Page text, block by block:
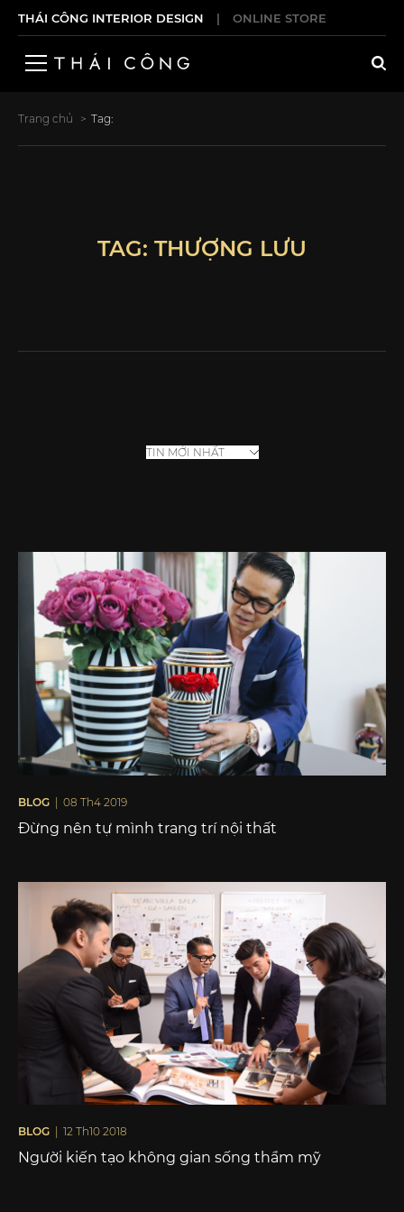
THÁI CÔNG INTERIOR DESIGN | ONLINE STORE
Trang chủ Tag:
TAG: THƯỢNG LƯU
BLOG | 08 Th4 2019
Đừng nên tự mình trang trí nội thất
BLOG | 12 Th10 2018
Người kiến tạo không gian sống thẩm mỹ